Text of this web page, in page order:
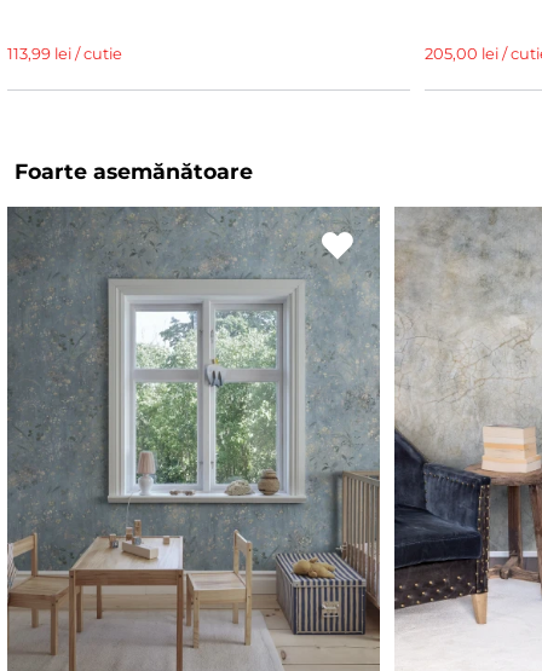
113,99 lei / cutie 205,00 lei /
Foarte asemănătoare